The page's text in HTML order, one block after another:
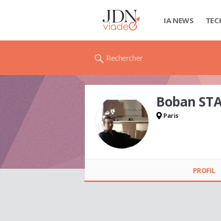
IA NEWS
Rechercher
Boban
Paris
PROFIL